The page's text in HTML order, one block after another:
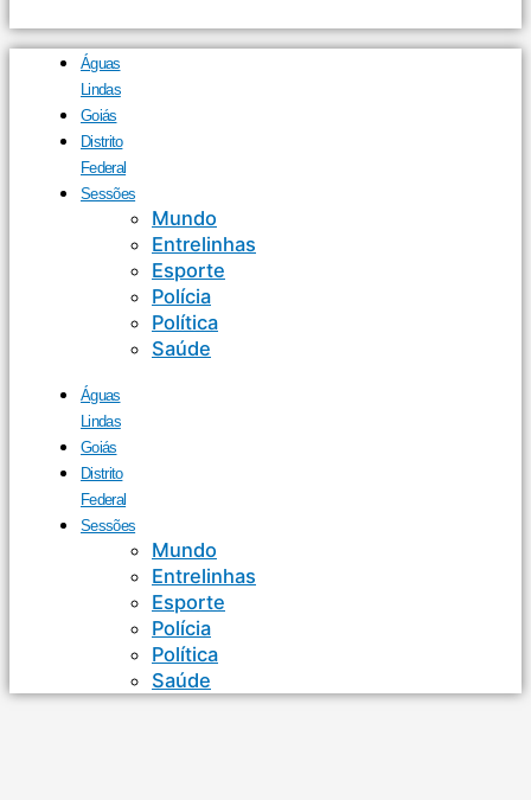
Águas
Lindas
Goiás
Distrito
Federal
Sessões
Mundo
Entrelinhas
Esporte
Polícia
Política
Saúde
Águas
Lindas
Goiás
Distrito
Federal
Sessões
Mundo
Entrelinhas
Esporte
Polícia
Política
Saúde